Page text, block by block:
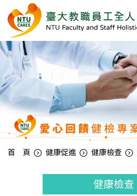
首 頁 健康促進 健康檢查
健康檢查